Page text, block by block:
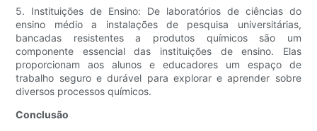
5. Instituições de Ensino: De laboratórios de ciências do
ensino médio a instalações de pesquisa universitárias,
bancadas resistentes a produtos químicos são um
componente essencial das instituições de ensino. Elas
proporcionam aos alunos e educadores um espaço de
trabalho seguro e durável para explorar e aprender sobre
diversos processos químicos.
Conclusão